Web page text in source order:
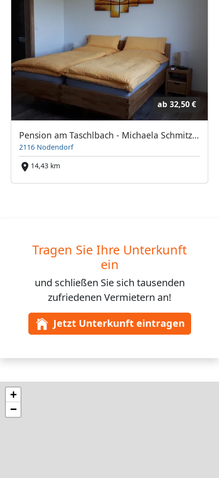
ab 32,50 €
Pension am Taschlbach - Michaela Schmitzer
2116 Nodendorf
14,43 km
Tragen Sie Ihre Unterkunft
ein
und schließen Sie sich tausenden
zufriedenen Vermietern an!
Jetzt Unterkunft eintragen
+
−